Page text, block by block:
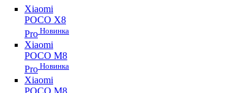
Xiaomi
POCO X8
Pro Новинка
Xiaomi
POCO M8
Pro Новинка
Xiaomi
POCO M8